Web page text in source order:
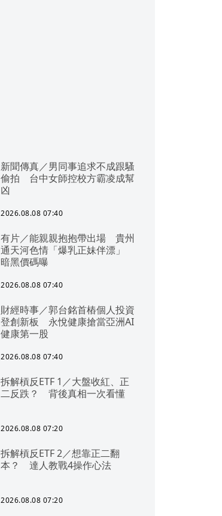
新聞傳真／男同事追求不成跟騷
偷拍 台中女師控校方霸凌成幫
凶
2026.08.08 07:40
有片／能親親抱抱帶出場 貴州
通天河色情「爆乳正妹伴漂」
暗黑價碼曝
2026.08.08 07:40
財經時事／郭台銘首樁個人投資
登創新板 永悅健康搶當亞洲AI
健康第一股
2026.08.08 07:40
拆解槓反ETF 1／大盤收紅、正
二反跌？ 背後真相一次看懂
2026.08.08 07:20
拆解槓反ETF 2／想靠正二翻
本？ 達人教戰4操作心法
2026.08.08 07:20